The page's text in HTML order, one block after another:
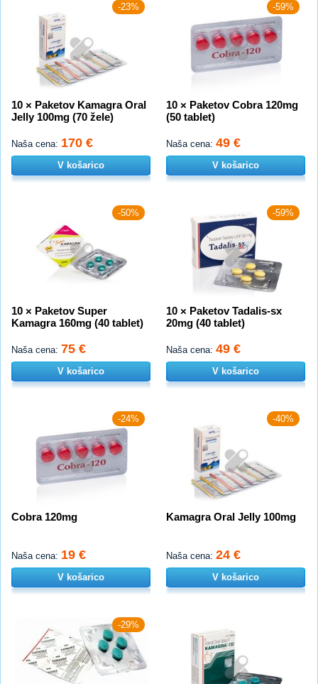
-23%
10 × Paketov Kamagra Oral
Jelly 100mg (70 žele)
Naša cena: 170 €
V košarico
-59%
10 × Paketov Cobra 120mg
(50 tablet)
Naša cena: 49 €
V košarico
-50%
10 × Paketov Super
Kamagra 160mg (40 tablet)
Naša cena: 75 €
V košarico
-59%
10 × Paketov Tadalis-sx
20mg (40 tablet)
Naša cena: 49 €
V košarico
-24%
Cobra 120mg
Naša cena: 19 €
V košarico
-40%
Kamagra Oral Jelly 100mg
Naša cena: 24 €
V košarico
-29%